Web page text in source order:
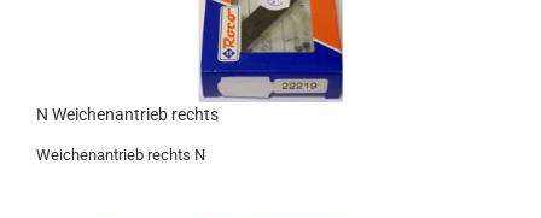
N Weichenantrieb rechts
Weichenantrieb rechts N